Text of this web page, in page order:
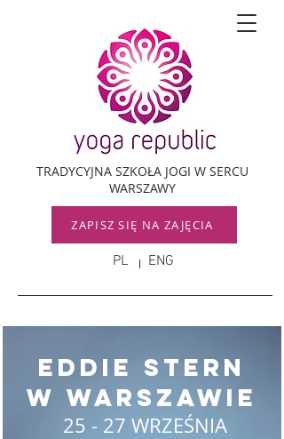
TRADYCYJNA SZKOŁA JOGI W SERCU
WARSZAWY
PL ENG
ZAPISZ SIĘ NA ZAJĘCIA
Eddie stern
w warszawie
25 - 27 WRZEŚNIA